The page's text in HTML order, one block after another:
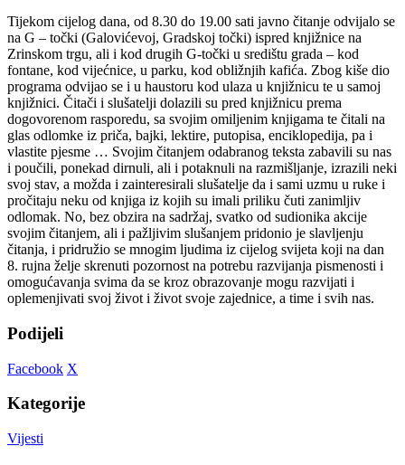
Tijekom cijelog dana, od 8.30 do 19.00 sati javno čitanje odvijalo se
na G – točki (Galovićevoj, Gradskoj točki) ispred knjižnice na
Zrinskom trgu, ali i kod drugih G-točki u središtu grada – kod
fontane, kod vijećnice, u parku, kod obližnjih kafića. Zbog kiše dio
programa odvijao se i u haustoru kod ulaza u knjižnicu te u samoj
knjižnici. Čitači i slušatelji dolazili su pred knjižnicu prema
dogovorenom rasporedu, sa svojim omiljenim knjigama te čitali na
glas odlomke iz priča, bajki, lektire, putopisa, enciklopedija, pa i
vlastite pjesme … Svojim čitanjem odabranog teksta zabavili su nas
i poučili, ponekad dirnuli, ali i potaknuli na razmišljanje, izrazili neki
svoj stav, a možda i zainteresirali slušatelje da i sami uzmu u ruke i
pročitaju neku od knjiga iz kojih su imali priliku čuti zanimljiv
odlomak. No, bez obzira na sadržaj, svatko od sudionika akcije
svojim čitanjem, ali i pažljivim slušanjem pridonio je slavljenju
čitanja, i pridružio se mnogim ljudima iz cijelog svijeta koji na dan
8. rujna želje skrenuti pozornost na potrebu razvijanja pismenosti i
omogućavanja svima da se kroz obrazovanje mogu razvijati i
oplemenjivati svoj život i život svoje zajednice, a time i svih nas.
Podijeli
Facebook X
Kategorije
Vijesti